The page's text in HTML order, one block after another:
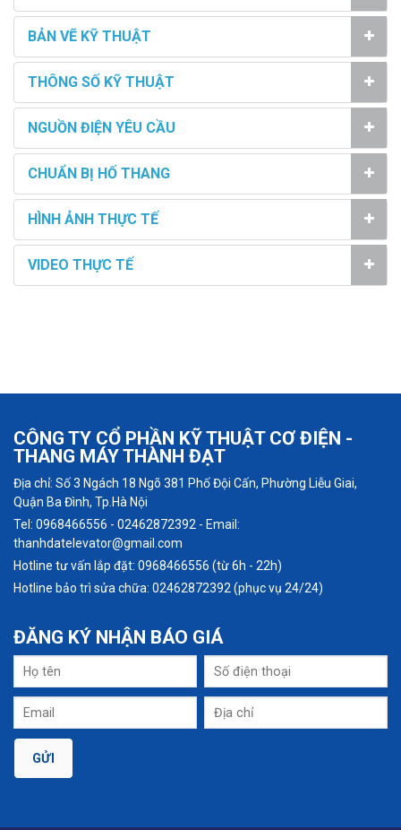
BẢN VẼ KỸ THUẬT
THÔNG SỐ KỸ THUẬT
NGUỒN ĐIỆN YÊU CẦU
CHUẨN BỊ HỐ THANG
HÌNH ẢNH THỰC TẾ
VIDEO THỰC TẾ
CÔNG TY CỔ PHẦN KỸ THUẬT CƠ ĐIỆN -
THANG MÁY THÀNH ĐẠT
Địa chỉ: Số 3 Ngách 18 Ngõ 381 Phố Đội Cấn, Phường Liễu Giai,
Quận Ba Đình, Tp.Hà Nội
Tel: 0968466556 - 02462872392 - Email:
thanhdatelevator@gmail.com
Hotline tư vấn lắp đặt: 0968466556 (từ 6h - 22h)
Hotline bảo trì sửa chữa: 02462872392 (phục vụ 24/24)
ĐĂNG KÝ NHẬN BÁO GIÁ